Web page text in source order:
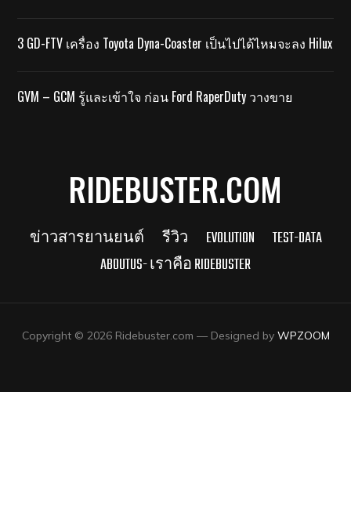
3 GD-FTV เครื่อง Toyota Dyna-Coaster เป็นไปได้ไหมจะลง Hilux
GVM – GCM รู้และเข้าใจ ก่อน Ford RaperDuty วางขาย
RIDEBUSTER.COM
ข่าวสารยานยนต์ รีวิว EVOLUTION
TEST-DATA
ABOUTUS- เราคือ RIDEBUSTER
Copyright © 2026 Ridebuster.com — Designed by WPZOOM